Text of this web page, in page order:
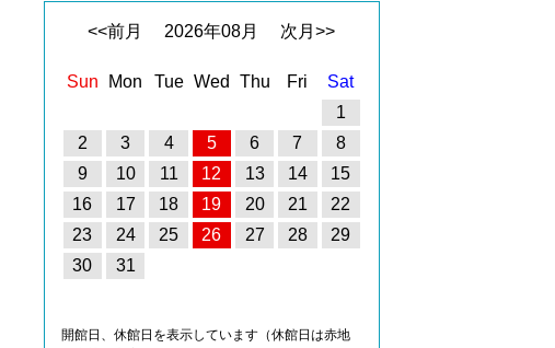
<<前月 2026年08月 次月>>
Sun Mon Tue Wed Thu Fri
Sat
1
2
3 4 5 6 7
8
9
10 11 12 13 14
15
16
17 18 19 20 21
22
23
24 25 26 27 28
29
30
31
開館日、休館日を表示しています（休館日は赤地